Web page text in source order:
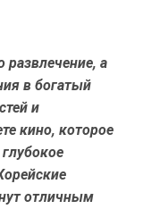
а
в богатый
и
кино, которое
отличным